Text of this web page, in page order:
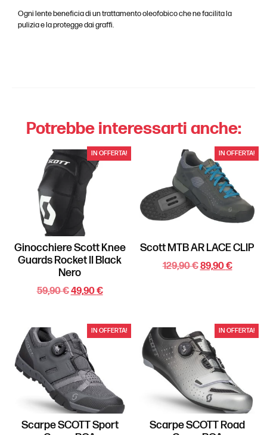
Ogni lente beneficia di un trattamento oleofobico che ne facilita la
pulizia e la protegge dai graffi.
Potrebbe interessarti anche:
IN OFFERTA!
Ginocchiere Scott Knee
Guards Rocket II Black
Nero
59,90€49,90€
IN OFFERTA!
Scott MTB AR LACE CLIP
129,90€89,90€
IN OFFERTA!
Scarpe SCOTT Sport
IN OFFERTA!
Scarpe SCOTT Road